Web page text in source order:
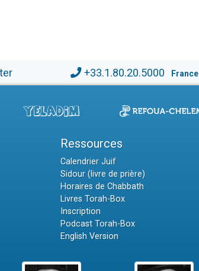
+33.1.80.20.5000 France
Ressources
Calendrier Juif
Sidour (livre de prière)
Horaires de Chabbath
Livres Torah-Box
Inscription
Podcast Torah-Box
English Version